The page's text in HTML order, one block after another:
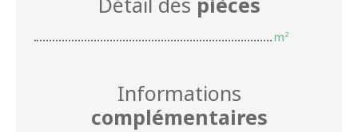
m²
Informations
complémentaires